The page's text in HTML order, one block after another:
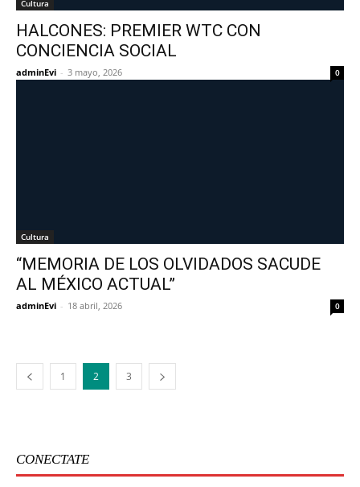
Cultura
HALCONES: PREMIER WTC CON
CONCIENCIA SOCIAL
adminEvi - 3 mayo, 2026 0
Cultura
“MEMORIA DE LOS OLVIDADOS SACUDE
AL MÉXICO ACTUAL”
adminEvi - 18 abril, 2026 0
1 2 3
CONECTATE